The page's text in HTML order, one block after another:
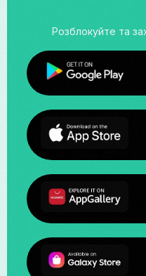
Розблокуйте та